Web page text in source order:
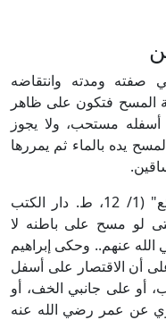
ومدته وانتقاضه
المسح فتكون على ظاهر
مستحب، ولا يجوز
يده بالماء ثم يمررها
قال الإمام الكاساني في "بدائع الصنائع" (1/ 12، ط. دار الكتب
لو مسح على باطنه لا
عنهم.. وحكى إبراهيم
أن الاقتصار على أسفل
أو على جانبي الخف، أو
عن عمر رضي الله عنه